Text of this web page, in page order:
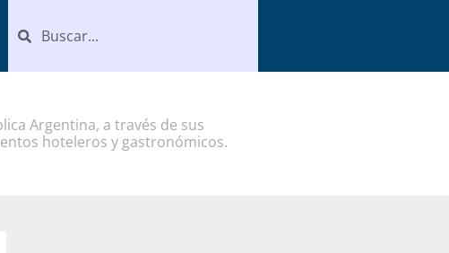
Argentina, a través de sus
hoteleros y gastronómicos.